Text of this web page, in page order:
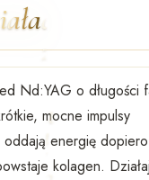
Nd:YAG o długości
mocne impulsy
oddają energię
kolagen.